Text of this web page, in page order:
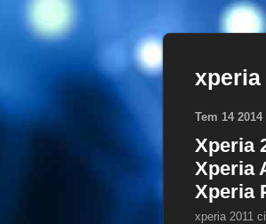
xperia
Tem 14 2014
Xperia
Xperia
Xperia
xperia 2011